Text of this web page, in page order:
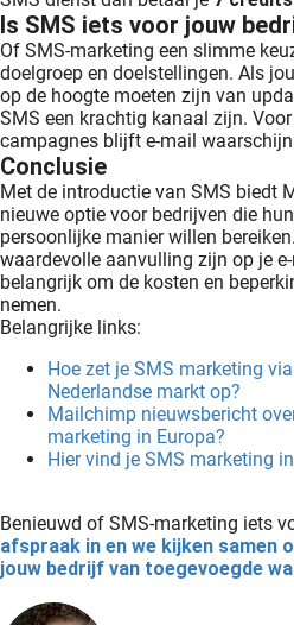
Is SMS iets voor jouw
Of SMS-marketing een slimme
doelgroep en doelstellingen. Als
op de hoogte moeten zijn van
SMS een krachtig kanaal zijn.
campagnes blijft e-mail
Conclusie
Met de introductie van SMS biedt
nieuwe optie voor bedrijven die
persoonlijke manier willen
waardevolle aanvulling zijn op je
belangrijk om de kosten en
nemen.
Belangrijke links:
Hoe zet je SMS marketing
Nederlandse markt op?
Mailchimp nieuwsbericht
marketing in Europa?
Hier vind je SMS marketing
Benieuwd of SMS-marketing iets
afspraak in en we kijken samen
jouw bedrijf van toegevoegde